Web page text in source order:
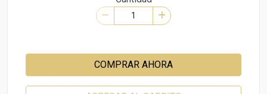
COMPRAR AHORA